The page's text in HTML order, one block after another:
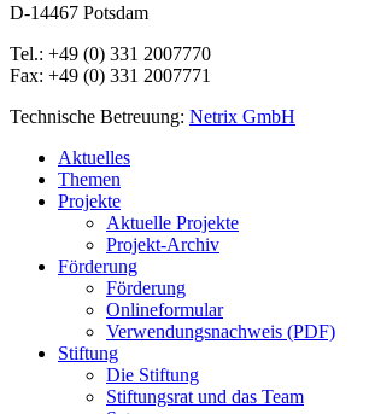
D-14467 Potsdam
Tel.: +49 (0) 331 2007770
Fax: +49 (0) 331 2007771
Technische Betreuung: Netrix GmbH
Close
Menu
Aktuelles
Themen
Projekte
Aktuelle Projekte
Projekt-Archiv
Förderung
Förderung
Onlineformular
Verwendungsnachweis (PDF)
Stiftung
Die Stiftung
Stiftungsrat und das Team